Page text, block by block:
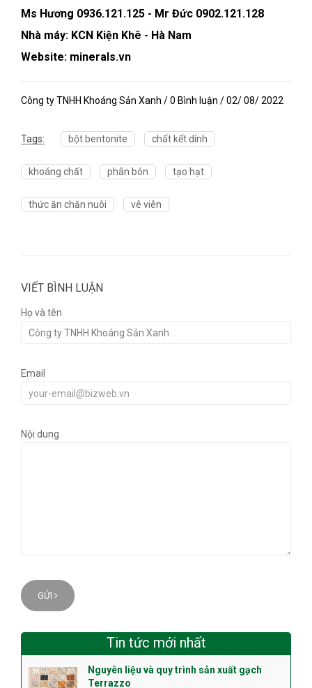
Ms Hương 0936.121.125 - Mr Đức 0902.121.128
Nhà máy: KCN Kiện Khê - Hà Nam
Website: minerals.vn
Công ty TNHH Khoáng Sản Xanh / 0 Bình luận / 02/ 08/ 2022
Tags: bột bentonite chất kết dính
khoáng chất phân bón tạo hạt
thức ăn chăn nuôi vê viên
VIẾT BÌNH LUẬN
Họ và tên
Email
Nội dung
GỬI
Tin tức mới nhất
Nguyên liệu và quy trình sản xuất gạch
Terrazzo